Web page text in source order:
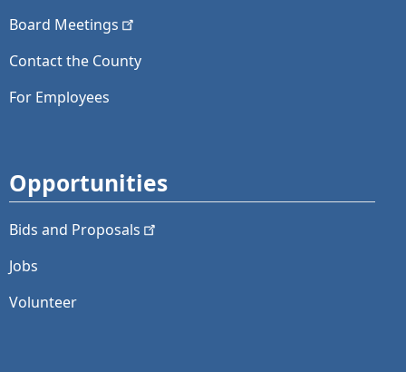
Board Meetings
Contact the County
For Employees
Opportunities
Bids and Proposals
Jobs
Volunteer